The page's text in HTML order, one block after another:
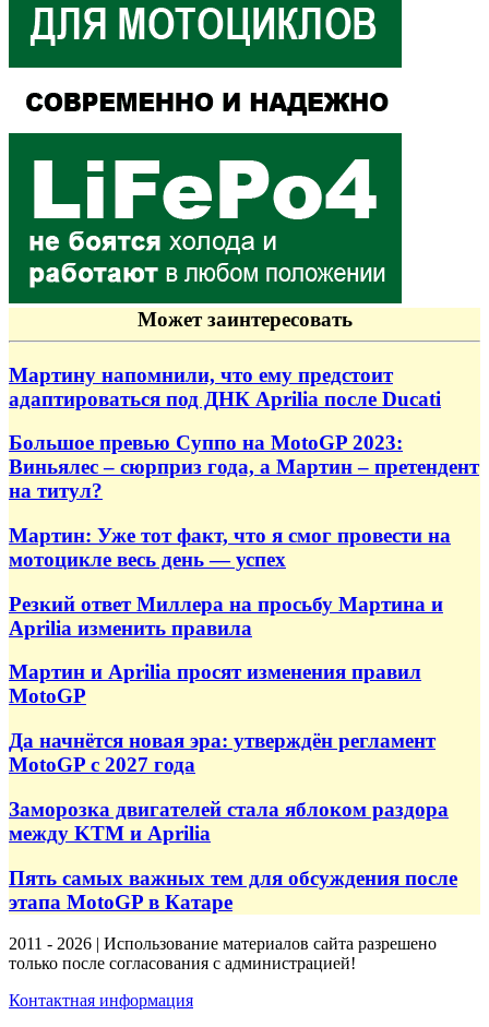
Может заинтересовать
Мартину напомнили, что ему предстоит
адаптироваться под ДНК Aprilia после Ducati
Большое превью Суппо на MotoGP 2023:
Виньялес – сюрприз года, а Мартин – претендент
на титул?
Мартин: Уже тот факт, что я смог провести на
мотоцикле весь день — успех
Резкий ответ Миллера на просьбу Мартина и
Aprilia изменить правила
Мартин и Aprilia просят изменения правил
MotoGP
Да начнётся новая эра: утверждён регламент
MotoGP с 2027 года
Заморозка двигателей стала яблоком раздора
между KTM и Aprilia
Пять самых важных тем для обсуждения после
этапа MotoGP в Катаре
2011 - 2026 | Использование материалов сайта разрешено
только после согласования с администрацией!
Контактная информация